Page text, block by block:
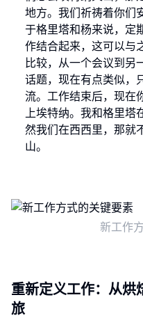
地方。我们祈祷着你们
于格里塔和杨来说，定
作结合起来，这可以与
比较，从一个会议到另
话题，现在有点类似，
流。工作结束后，现在
上埃特纳。我和格里塔
然我们在西西里，那就
山。
新工作
重新定义工作：从烘
旅